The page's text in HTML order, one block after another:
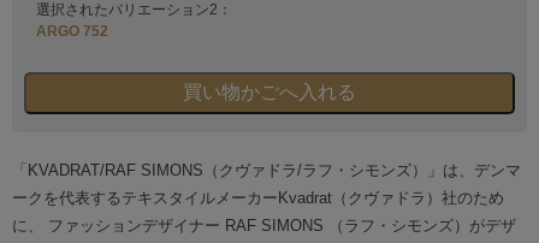
選択されたバリエーション2：
ARGO 752
「KVADRAT/RAF SIMONS（クヴァドラ/ラフ・シモンズ）」は、デンマ
ークを代表するテキスタイルメーカーKvadrat（クヴァドラ）社のため
に、 ファッションデザイナー RAF SIMONS （ラフ・シモンズ）がデザ